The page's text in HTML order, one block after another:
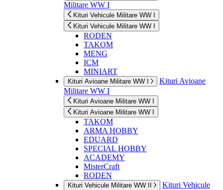
Militare WW I
Kituri Vehicule Militare WW I
Kituri Vehicule Militare WW I
RODEN
TAKOM
MENG
ICM
MINIART
Kituri Avioane Militare WW I
Kituri Avioane
Militare WW I
Kituri Avioane Militare WW I
Kituri Avioane Militare WW I
TAKOM
ARMA HOBBY
EDUARD
SPECIAL HOBBY
ACADEMY
MisterCraft
RODEN
Kituri Vehicule Militare WW II
Kituri Vehicule